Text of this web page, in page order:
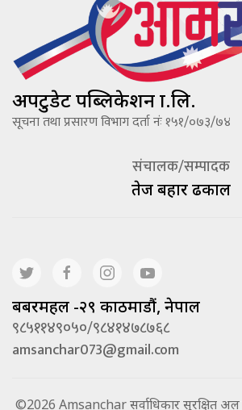
अपटुडेट पब्लिकेशन प्रा.लि.
सूचना तथा प्रसारण विभाग दर्ता नंः १५१/०७३/७४
संचालक/सम्पादक
तेज बहादूर ढकाल
बबरमहल -२९ काठमाडौं, नेपाल
९८५११४९०५०/९८४१४७८७६८
amsanchar073@gmail.com
©2026 Amsanchar सर्वाधिकार सुरक्षित अल